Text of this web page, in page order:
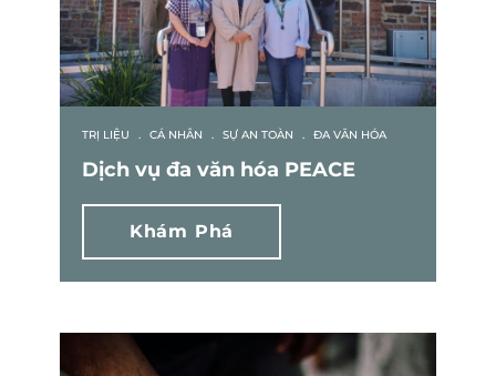
TRỊ LIỆU . CÁ NHÂN . SỰ AN TOÀN . ĐA VĂN HÓA
Dịch vụ đa văn hóa PEACE
Khám Phá